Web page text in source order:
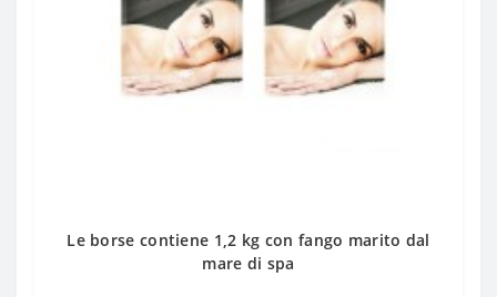
Le borse contiene 1,2 kg con fango marito dal
mare di spa